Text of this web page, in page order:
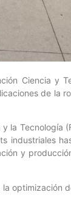
Ciencia y
de la
la Tecnología
industriales
y
optimización